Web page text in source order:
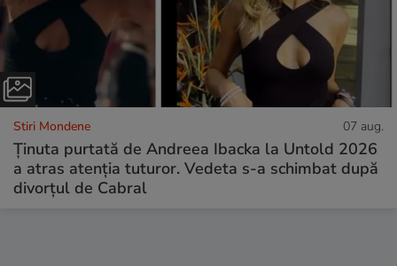
Stiri Mondene 07 aug.
Ținuta purtată de Andreea Ibacka la Untold 2026
a atras atenția tuturor. Vedeta s-a schimbat după
divorțul de Cabral